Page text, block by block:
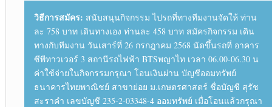
วิธีการสมัคร: สนับสนุนกิจกรรม ไปรถที่ทางทีมงานจัดให้ ท่าน
ละ 758 บาท เดินทางเอง ท่านละ 458 บาท สมัครกิจกรรม เดิน
ทางกับทีมงาน วันเสาร์ที่ 26 กรกฎาคม 2568 นัดขึ้นรถที่ อาคาร
ซีพีทาวเวอร์ 3 สถานีรถไฟฟ้า BTSพญาไท เวลา 06.00-06.30 น
ค่าใช้จ่ายในกิจกรรมกรุณา โอนเงินผ่าน บัญชีออมทรัพย์
ธนาคารไทยพาณิชย์ สาขาย่อย ม.เกษตรศาสตร์ ชื่อบัญชี สุรัช
สะราคำ เลขบัญชี 235-2-03348-4 ออมทรัพย์ เมื่อโอนแล้วกรุณา